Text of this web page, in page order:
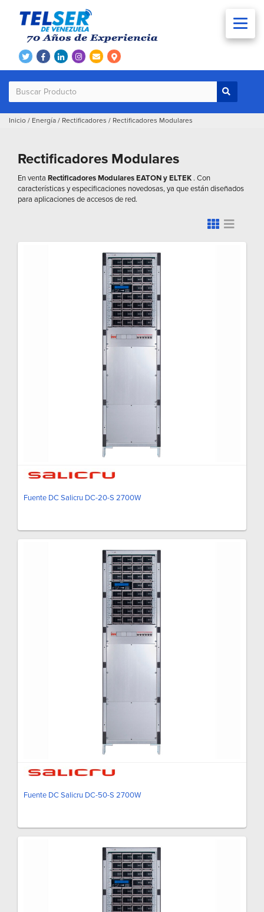
Inicio / Energía / Rectificadores / Rectificadores Modulares
Rectificadores Modulares
En venta Rectificadores Modulares EATON y ELTEK. Con
características y especificaciones novedosas, ya que están diseñados
para aplicaciones de accesos de red.
Fuente DC Salicru DC-20-S 2700W
Fuente DC Salicru DC-50-S 2700W